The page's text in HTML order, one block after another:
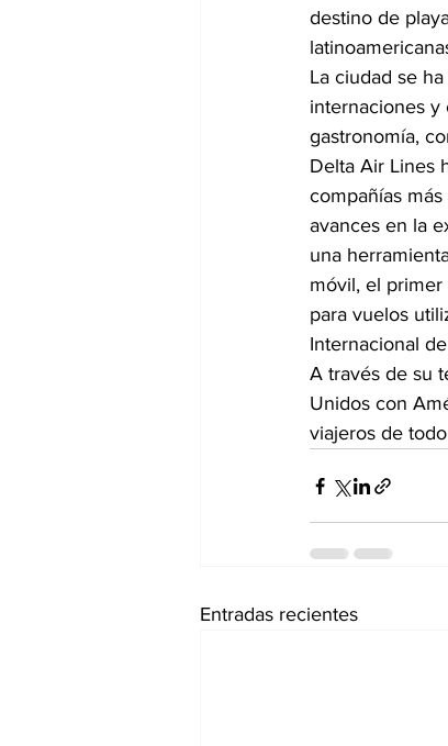
destino de
La ciudad se
internaciones y
gastronomía,
Delta Air Lines
compañías
avances en la
una
móvil, el
para vuelos
Internacional
A través de su
Unidos con
viajeros de
Entradas recientes